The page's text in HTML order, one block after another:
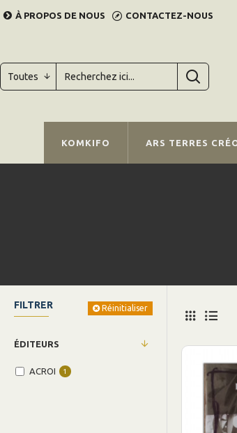
À PROPOS DE NOUS CONTACTEZ-NOUS
Toutes
KOMKIFO ARS TERRES
FILTRER Réinitialiser
ÉDITEURS
ACROI 1